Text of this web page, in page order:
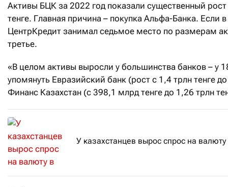
Активы БЦК за 2022 год показали существенный рост
тенге. Главная причина – покупка Альфа-Банка. Если
ЦентрКредит занимал седьмое место по размерам
третье.
«В целом активы выросли у большинства банков – у
упомянуть Евразийский банк (рост с 1,4 трлн тенге
Финанс Казахстан (с 398,1 млрд тенге до 1,26 трлн
У казахстанцев вырос спрос на